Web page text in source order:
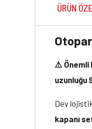
ÜRÜN
⚠️ Önemli
uzunluğu
Dev
kapanı